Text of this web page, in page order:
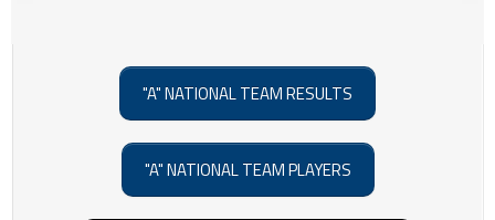
"A" NATIONAL TEAM RESULTS
"A" NATIONAL TEAM PLAYERS